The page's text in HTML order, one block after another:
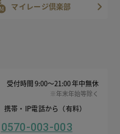
マイレージ倶楽部
受付時間 9:00～21:00 年中無休
※年末年始等除く
携帯・IP電話から（有料）
0570-003-003